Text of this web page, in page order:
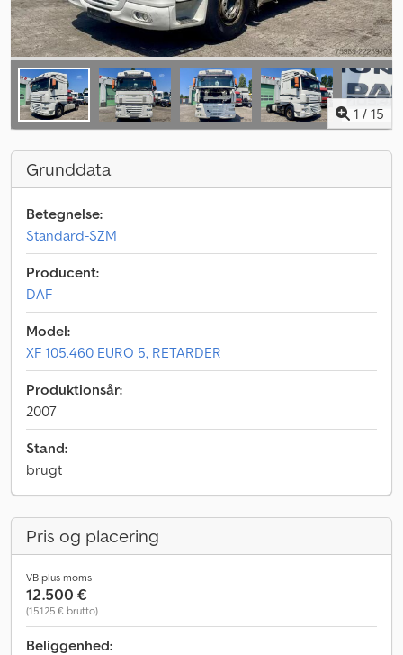
1 / 15
Grunddata
Betegnelse:
Standard-SZM
Producent:
DAF
Model:
XF 105.460 EURO 5, RETARDER
Produktionsår:
2007
Stand:
brugt
Pris og placering
VB plus moms
12.500 €
(15.125 € brutto)
Beliggenhed: